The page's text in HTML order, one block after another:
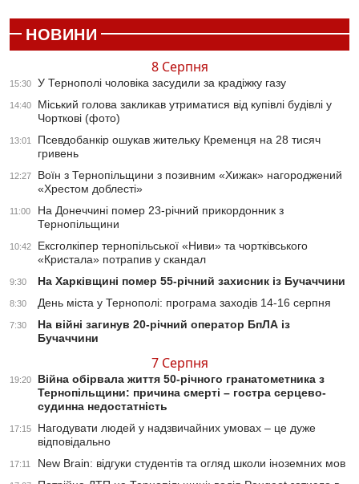
НОВИНИ
8 Серпня
15:30 У Тернополі чоловіка засудили за крадіжку газу
14:40
Міський голова закликав утриматися від купівлі будівлі у
Чорткові (фото)
13:01
Псевдобанкір ошукав жительку Кременця на 28 тисяч
гривень
12:27
Воїн з Тернопільщини з позивним «Хижак» нагороджений
«Хрестом доблесті»
11:00
На Донеччині помер 23-річний прикордонник з
Тернопільщини
10:42
Ексголкіпер тернопільської «Ниви» та чортківського
«Кристала» потрапив у скандал
9:30 На Харківщині помер 55-річний захисник із Бучаччини
8:30 День міста у Тернополі: програма заходів 14-16 серпня
7:30
На війні загинув 20-річний оператор БпЛА із
Бучаччини
7 Серпня
19:20
Війна обірвала життя 50-річного гранатометника з
Тернопільщини: причина смерті – гостра серцево-
судинна недостатність
17:15
Нагодувати людей у надзвичайних умовах – це дуже
відповідально
17:11 New Brain: відгуки студентів та огляд школи іноземних мов